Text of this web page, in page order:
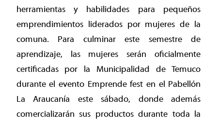
herramientas y habilidades para pequeños
emprendimientos liderados por mujeres de la
comuna. Para culminar este semestre de
aprendizaje, las mujeres serán oficialmente
certificadas por la Municipalidad de Temuco
durante el evento Emprende fest en el Pabellón
La Araucanía este sábado, donde además
comercializarán sus productos durante toda la